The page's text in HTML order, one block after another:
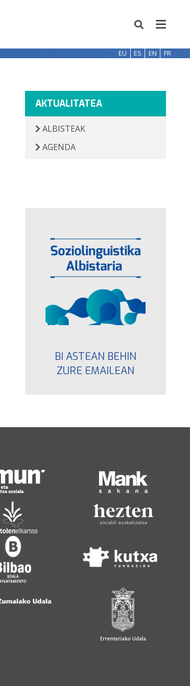
EU ES EN FR
AKTUALITATEA
ALBISTEAK
AGENDA
BI ASTEAN BEHIN
ZURE EMAILEAN